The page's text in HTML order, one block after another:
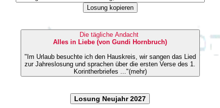
Losung kopieren
Die tägliche Andacht
Alles in Liebe (von Gundi Hornbruch)
"Im Urlaub besuchte ich den Hauskreis, wir sangen das Lied
zur Jahreslosung und sprachen über die ersten Verse des 1.
Korintherbriefes ..."(mehr)
Losung Neujahr 2027